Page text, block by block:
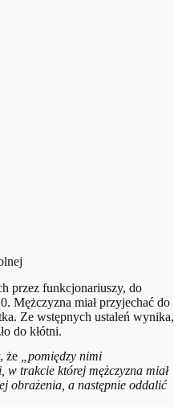
przez funkcjonariuszy, do
Mężczyzna miał przyjechać do
Ze wstępnych ustaleń wynika,
do kłótni.
że „pomiędzy nimi
w trakcie której mężczyzna miał
obrażenia, a następnie oddalić